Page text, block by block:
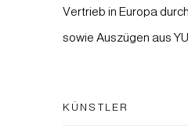
Vertrieb in Europa
sowie Auszügen aus
KÜNSTLER